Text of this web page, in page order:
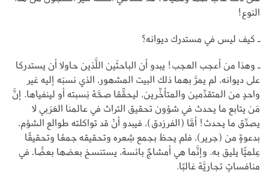
النوع!
ـ كيف ليس في مستدرك ديوانه؟
ـ وهذا من أعجب العجب! يبدو أن الباحثَين اللَّذين حاولا أن يستدركا
على ديوانه، لم يمرَّ بهما ذلك البيت المشهور، الذي نسبَه إليه غير
واحدٍ من المتقدِّمين والمتأخِّرين، ليحقِّقا صحَّة نِسبته أو لينفياها. إنَّ
مَن يتابع ما يحدث في شؤون تحقيق التراث في عالمنا العَرَبي لا
يصدِّق ما يحدث! أمَّا (الفرزدق)، فيبدو أنْ قد تواكلته طوالع الشؤم،
بدعوةٍ من (جرير)، فلم يحظ بجمع شِعره وتحقيقه جمعًا وتحقيقًا
عِلميًّا يليق به. وإنَّما هي أمشاجٌ بائسة، يستنسخ بعضها بعضًا، في
منافساتٍ تجاريَّة غالبًا.